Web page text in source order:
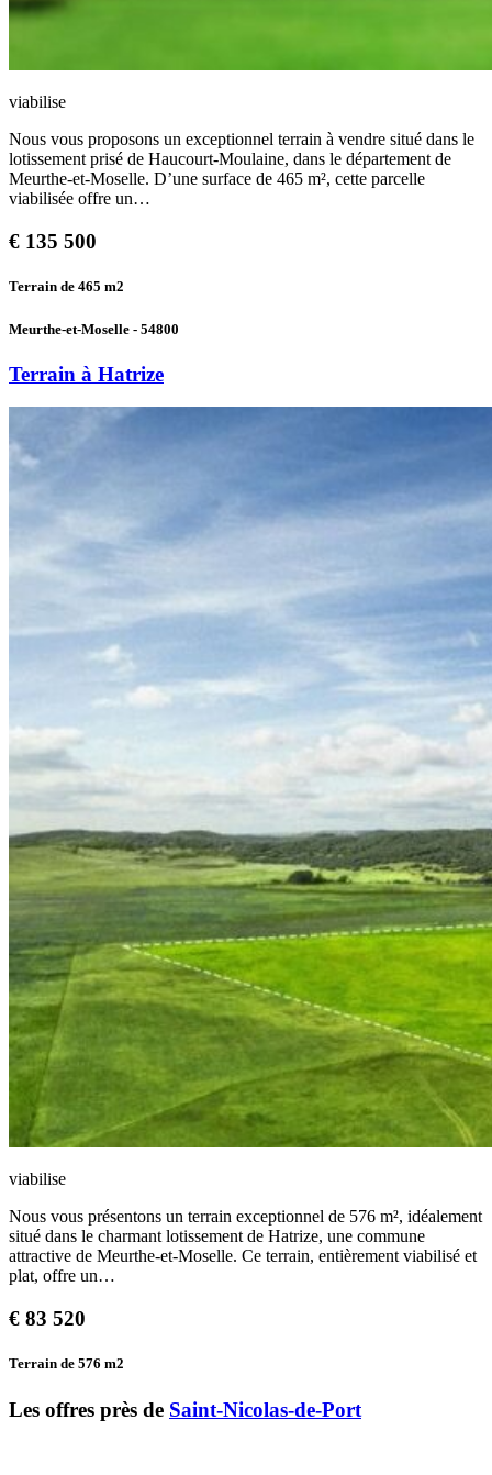
viabilise
Nous vous proposons un exceptionnel terrain à vendre situé dans le
lotissement prisé de Haucourt-Moulaine, dans le département de
Meurthe-et-Moselle. D’une surface de 465 m², cette parcelle
viabilisée offre un…
€ 135 500
Terrain de 465 m2
Meurthe-et-Moselle - 54800
Terrain à Hatrize
viabilise
Nous vous présentons un terrain exceptionnel de 576 m², idéalement
situé dans le charmant lotissement de Hatrize, une commune
attractive de Meurthe-et-Moselle. Ce terrain, entièrement viabilisé et
plat, offre un…
€ 83 520
Terrain de 576 m2
Les offres près de Saint-Nicolas-de-Port